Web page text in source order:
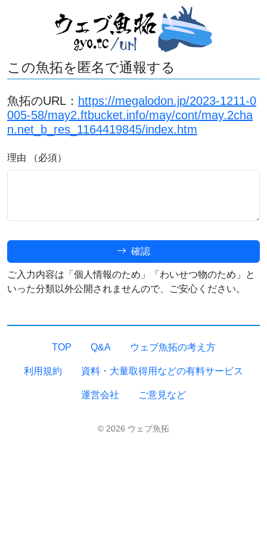
この魚拓を匿名で通報する
魚拓のURL： https://megalodon.jp/2023-1211-0
005-58/may2.ftbucket.info/may/cont/may.2cha
n.net_b_res_1164419845/index.htm
理由 （必須）
確認
ご入力内容は「個人情報のため」「わいせつ物のため」と
いった分類以外公開されませんので、ご安心ください。
TOP Q&A ウェブ魚拓の考え方
利用規約 資料・大量取得用などの有料サービス
運営会社 ご意見など
© 2026 ウェブ魚拓